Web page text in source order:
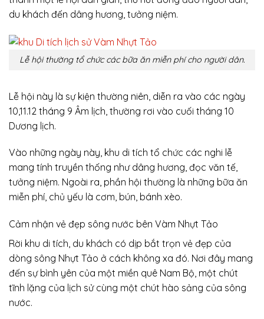
du khách đến dâng hương, tưởng niệm.
Lễ hội thường tổ chức các bữa ăn miễn phí cho người dân.
Lễ hội này là sự kiện thường niên, diễn ra vào các ngày
10,11.12 tháng 9 Âm lịch, thường rơi vào cuối tháng 10
Dương lịch.
Vào những ngày này, khu di tích tổ chức các nghi lễ
mang tính truyền thống như dâng hương, đọc văn tế,
tưởng niệm. Ngoài ra, phần hội thường là những bữa ăn
miễn phí, chủ yếu là cơm, bún, bánh xèo.
Cảm nhận vẻ đẹp sông nước bên Vàm Nhựt Tảo
Rời khu di tích, du khách có dịp bắt trọn vẻ đẹp của
dòng sông Nhựt Tảo ở cách không xa đó. Nơi đây mang
đến sự bình yên của một miền quê Nam Bộ, một chút
tĩnh lặng của lịch sử cùng một chút hào sảng của sông
nước.